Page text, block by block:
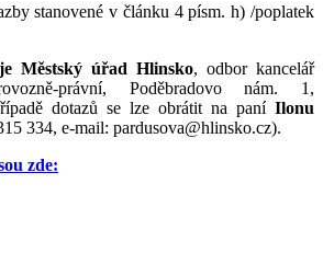
stanovené v článku 4 písm. h) /poplatek
Městský úřad Hlinsko, odbor kancelář
právní, Poděbradovo nám. 1,
dotazů se lze obrátit na paní Ilonu
334, e-mail: pardusova@hlinsko.cz).
zde: